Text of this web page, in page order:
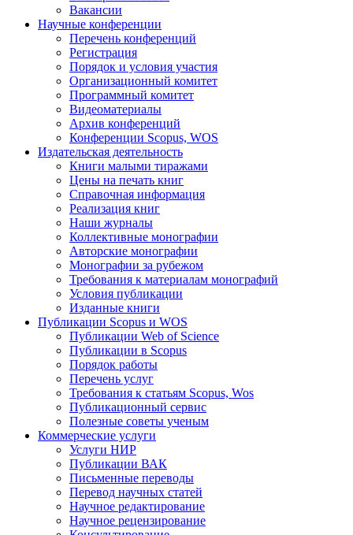
Вакансии
Научные конференции
Перечень конференций
Регистрация
Порядок и условия участия
Организационный комитет
Программный комитет
Видеоматериалы
Архив конференций
Конференции Scopus, WOS
Издательская деятельность
Книги малыми тиражами
Цены на печать книг
Справочная информация
Реализация книг
Наши журналы
Коллективные монографии
Авторские монографии
Монографии за рубежом
Требования к материалам монографий
Условия публикации
Изданные книги
Публикации Scopus и WOS
Публикации Web of Science
Публикации в Scopus
Порядок работы
Перечень услуг
Требования к статьям Scopus, Wos
Публикационный сервис
Полезные советы ученым
Коммерческие услуги
Услуги НИР
Публикации ВАК
Письменные переводы
Перевод научных статей
Научное редактирование
Научное рецензирование